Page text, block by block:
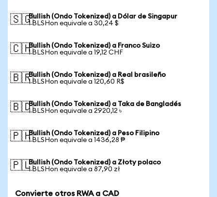
🇸🇬Bullish (Ondo Tokenized) a Dólar de Singapur
1 BLSHon equivale a 30,24 $
🇨🇭Bullish (Ondo Tokenized) a Franco Suizo
1 BLSHon equivale a 19,12 CHF
🇧🇷Bullish (Ondo Tokenized) a Real brasileño
1 BLSHon equivale a 120,60 R$
🇧🇩Bullish (Ondo Tokenized) a Taka de Bangladés
1 BLSHon equivale a 2920,12 ৳
🇵🇭Bullish (Ondo Tokenized) a Peso Filipino
1 BLSHon equivale a 1436,28 ₱
🇵🇱Bullish (Ondo Tokenized) a Złoty polaco
1 BLSHon equivale a 87,90 zł
Convierte otros RWA a CAD